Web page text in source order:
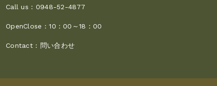
Call us : 0948-52-4877
OpenClose :10：00～18：00
Contact : 問い合わせ